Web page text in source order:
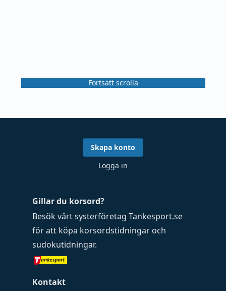
Fortsätt scrolla
Gillar du korsord?
Besök vårt systerföretag Tankesport.se
för att köpa korsordstidningar och
sudokutidningar.
Kontakt
Skapa konto
Logga in